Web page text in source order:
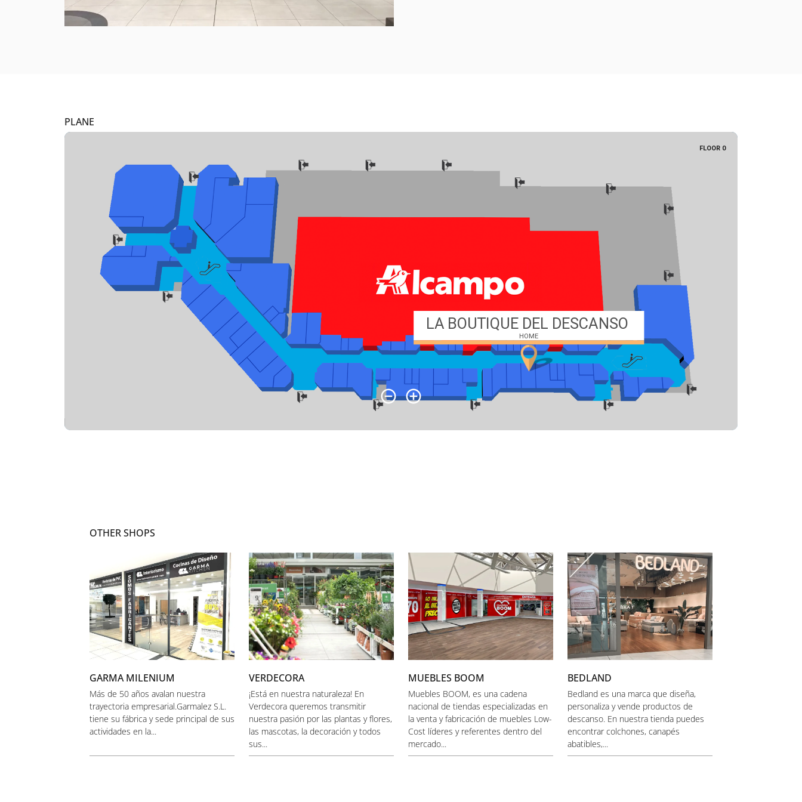
PLANE
OTHER SHOPS
GARMA MILENIUM
Más de 50 años avalan nuestra
trayectoria empresarial.Garmalez S.L.
tiene su fábrica y sede principal de sus
actividades en la...
VERDECORA
¡Está en nuestra naturaleza! En
Verdecora queremos transmitir
nuestra pasión por las plantas y flores,
las mascotas, la decoración y todos
sus...
MUEBLES BOOM
Muebles BOOM, es una cadena
nacional de tiendas especializadas en
la venta y fabricación de muebles Low-
Cost líderes y referentes dentro del
mercado...
BEDLAND
Bedland es una marca que diseña,
personaliza y vende productos de
descanso. En nuestra tienda puedes
encontrar colchones, canapés
abatibles,...